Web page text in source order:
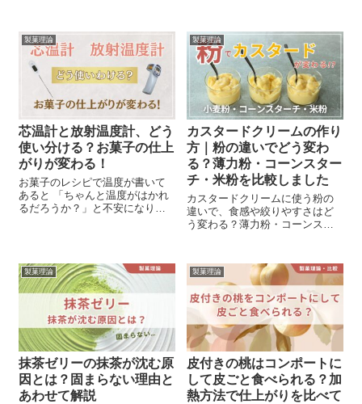
す。
製菓理論
芯温計と放射温度計、どう
使い分ける？お菓子の仕上
がりが変わる！
お菓子のレシピで温度が書いて
あると 「ちゃんと温度がはかれ
るだろうか？」と不安になり、
「芯温計」や「放射温度計」を
買ってみたけれど イマイチ使い
分けができてない、 正しくはか
れていのるか不安がある方へ。 2
つの温度計の違い、使い分けに
ついて解説します。
製菓理論
カスタードクリームの作り
方｜粉の違いでどう変わ
る？薄力粉・コーンスター
チ・米粉を比較しました
カスタードクリームに使う粉の
違いで、食感や絞りやすさはど
う変わる？薄力粉・コーンスタ
ます。
製菓理論
抹茶ゼリーの抹茶が沈む原
因とは？固まらない理由と
あわせて解説
製菓理論
皮付きの桃はコンポートに
して皮ごと食べられる？加
熱方法で仕上がりを比べて